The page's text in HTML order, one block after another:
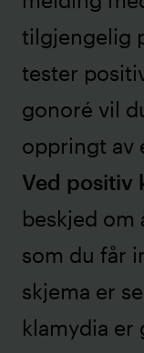
tilgjengelig
tester
gonoré vil
oppringt av
Ved positiv
beskjed om
som du får
skjema er
klamydia er